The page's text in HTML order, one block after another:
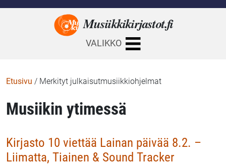
Musiikkikirjastot.fi
VALIKKO
Etusivu / Merkityt julkaisutmusiikkiohjelmat
Musiikin ytimessä
Kirjasto 10 viettää Lainan päivää 8.2. –
Liimatta, Tiainen & Sound Tracker